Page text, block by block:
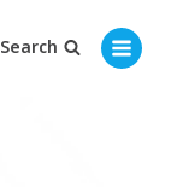
Search